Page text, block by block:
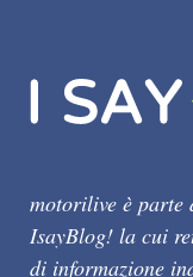
motorilive è parte
IsayBlog! la cui
di informazione